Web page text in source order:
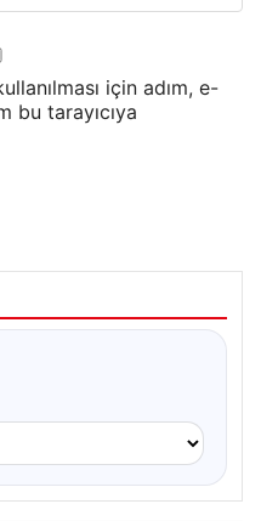
için adım, e-
bu tarayıcıya